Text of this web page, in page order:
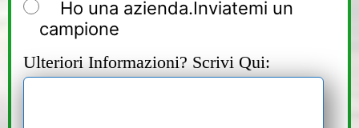
Ho una azienda.Inviatemi un
campione
Ulteriori Informazioni? Scrivi Qui: